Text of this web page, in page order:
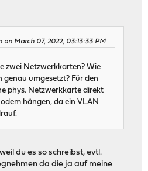
on March 07, 2022, 03:13:33 PM
zwei Netzwerkkarten? Wie
genau umgesetzt? Für den
phys. Netzwerkkarte direkt
hängen, da ein VLAN
du es so schreibst, evtl.
da die ja auf meine